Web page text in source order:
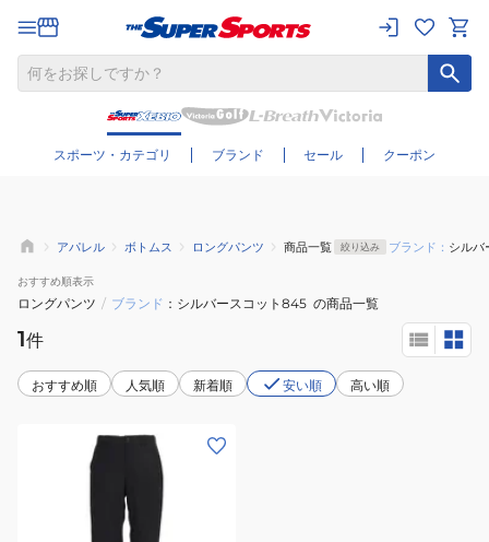
スポーツ・カテゴリ ブランド セール クーポン
さらに絞り込む
アパレル ボトムス ロングパンツ 商品一覧 絞り込み ブランド： シルバ
おすすめ順表示
ロングパンツ / ブランド シルバースコット845 の商品一覧
1件
おすすめ順 人気順 新着順 安い順 高い順